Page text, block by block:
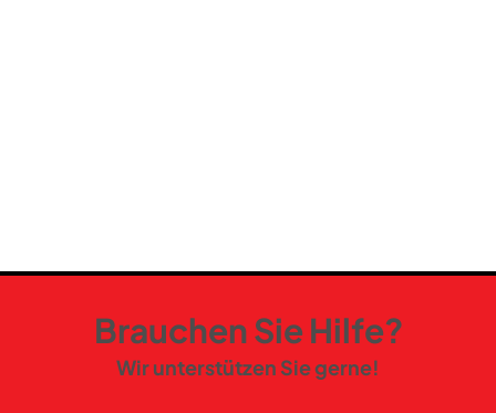
Brauchen Sie Hilfe?
Wir unterstützen Sie gerne!